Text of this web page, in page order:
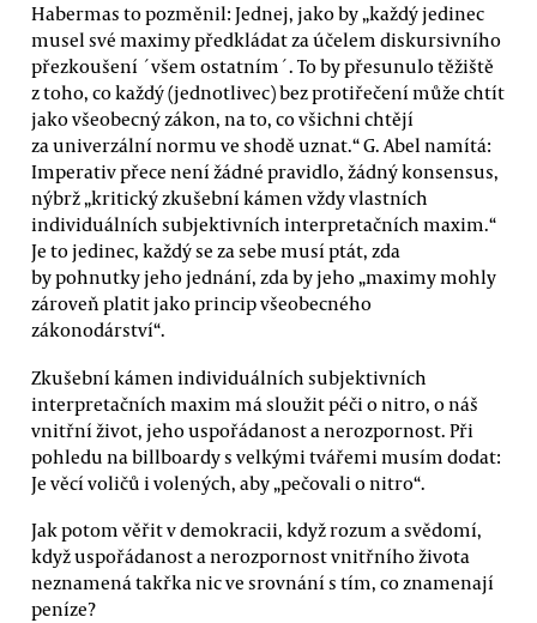
Habermas to pozměnil: Jednej, jako by „každý jedinec
musel své maximy předkládat za účelem diskursivního
přezkoušení ´všem ostatním´. To by přesunulo těžiště
z toho, co každý (jednotlivec) bez protiřečení může chtít
jako všeobecný zákon, na to, co všichni chtějí
za univerzální normu ve shodě uznat.“ G. Abel namítá:
Imperativ přece není žádné pravidlo, žádný konsensus,
nýbrž „kritický zkušební kámen vždy vlastních
individuálních subjektivních interpretačních maxim.“
Je to jedinec, každý se za sebe musí ptát, zda
by pohnutky jeho jednání, zda by jeho „maximy mohly
zároveň platit jako princip všeobecného
zákonodárství“.
Zkušební kámen individuálních subjektivních
interpretačních maxim má sloužit péči o nitro, o náš
vnitřní život, jeho uspořádanost a nerozpornost. Při
pohledu na billboardy s velkými tvářemi musím dodat:
Je věcí voličů i volených, aby „pečovali o nitro“.
Jak potom věřit v demokracii, když rozum a svědomí,
když uspořádanost a nerozpornost vnitřního života
neznamená takřka nic ve srovnání s tím, co znamenají
peníze?